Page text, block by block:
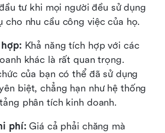
tư khi mọi người đều sử dụng
cho nhu cầu công việc của họ.
Khả năng tích hợp với các
khác là rất quan trọng.
của bạn có thể đã sử dụng
biệt, chẳng hạn như hệ thống
phân tích kinh doanh.
phí: Giá cả phải chăng mà